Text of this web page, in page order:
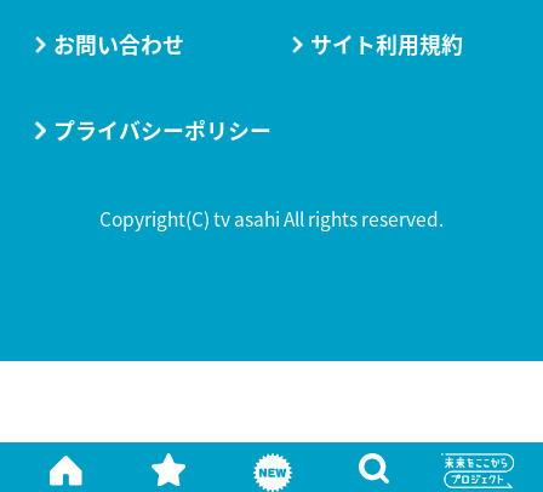
お問い合わせ サイト利用規約
プライバシーポリシー
Copyright(C) tv asahi All rights reserved.